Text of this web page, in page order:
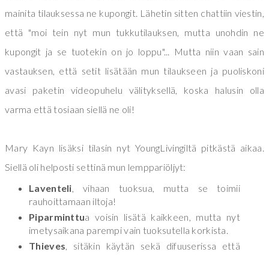
mainita tilauksessa ne kupongit. Lähetin sitten chattiin viestin,
että "moi tein nyt mun tukkutilauksen, mutta unohdin ne
kupongit ja se tuotekin on jo loppu"... Mutta niin vaan sain
vastauksen, että setit lisätään mun tilaukseen ja puoliskoni
avasi paketin videopuhelu välityksellä, koska halusin olla
varma että tosiaan siellä ne oli!
Mary Kayn lisäksi tilasin nyt YoungLivingiltä pitkästä aikaa.
Siellä oli helposti settinä mun lemppariöljyt:
Laventeli , vihaan tuoksua, mutta se toimii
rauhoittamaan iltoja!
Piparminttua voisin lisätä kaikkeen, mutta nyt
imetysaikana parempi vain tuoksutella korkista.
Thieves , sitäkin käytän sekä difuuserissa että